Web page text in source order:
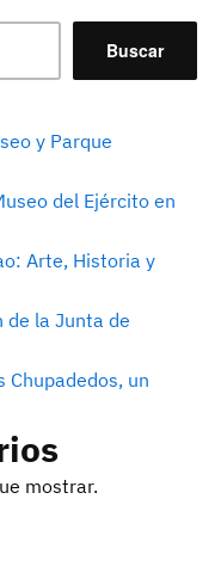
Buscar
y Parque
del Ejército en
Arte, Historia y
de la Junta de
un
mostrar.